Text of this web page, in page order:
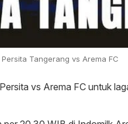
Persita Tangerang vs Arema FC
vs Arema FC untuk